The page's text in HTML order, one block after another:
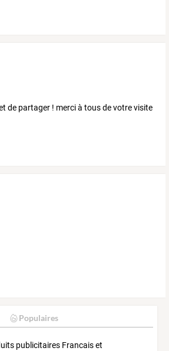
de partager ! merci à tous de votre visite
Populaires
publicitaires Francais et